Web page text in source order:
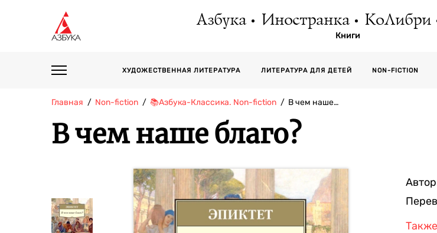
Азбука Иностранка КоЛибри
Книги
ХУДОЖЕСТВЕННАЯ ЛИТЕРАТУРА ЛИТЕРАТУРА ДЛЯ ДЕТЕЙ NON-FICTION
Главная Non-fiction 📚Азбука-Классика. Non-fiction В чем наше…
В чем наше благо?